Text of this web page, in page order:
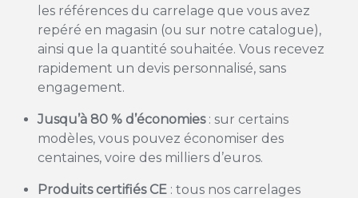
les références du carrelage que vous avez
repéré en magasin (ou sur notre catalogue),
ainsi que la quantité souhaitée. Vous recevez
rapidement un devis personnalisé, sans
engagement.
Jusqu’à 80 % d’économies: sur certains
modèles, vous pouvez économiser des
centaines, voire des milliers d’euros.
Produits certifiés CE : tous nos carrelages